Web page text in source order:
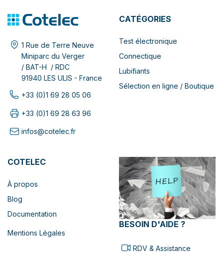
1 Rue de Terre Neuve
Miniparc du Verger
/ BAT-H / RDC
91940 LES ULIS - France
+33 (0)1 69 28 05 06
+33 (0)1 69 28 63 96
infos@cotelec.fr
CATÉGORIES
Test électronique
Connectique
Lubifiants
Sélection en ligne / Boutique
COTELEC
À propos
Blog
Documentation
Mentions Légales
BESOIN D'AIDE ?
RDV & Assistance